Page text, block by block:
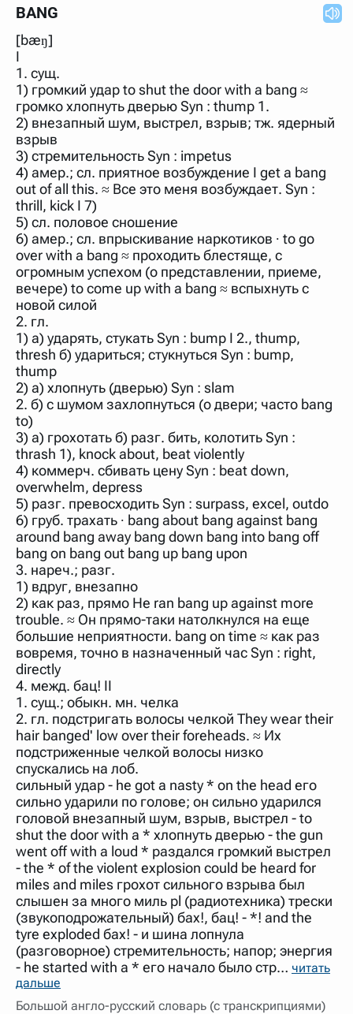
нужно будет нажать на кнопку "Найти".
указывать несколько слов в запросе. Например, если
Пушкине, но не о городе.
В сложных запросах тоже могут присутствовать
неизвестные буквы. Например, в кроссворде есть
слово "***м***ов", в задании "русский поэт 19 века".
Пишем в Reword первым словом "***м***ов", далее
через пробел "поэт". Получается "***м***ов поэт" (без
кавычек). Нажимаем "Найти" и получаем статью
"Лермонтов" и не только.
Порядок словарей можно изменять, перетаскивая
словарь вверх или вниз за прямоугольник слева от
названия словаря. Также можно выключать ненужные
словари.
BANG
[bæŋ]
I
1. сущ.
1) громкий удар to shut the door with a bang ≈
громко хлопнуть дверью Syn : thump 1.
2) внезапный шум, выстрел, взрыв; тж. ядерный
взрыв
3) стремительность Syn : impetus
4) амер.; сл. приятное возбуждение I get a bang
out of all this. ≈ Все это меня возбуждает. Syn :
thrill, kick I 7)
5) сл. половое сношение
6) амер.; сл. впрыскивание наркотиков ∙ to go
over with a bang ≈ проходить блестяще, с
огромным успехом (о представлении, приеме,
вечере) to come up with a bang ≈ вспыхнуть с
новой силой
2. гл.
1) а) ударять, стукать Syn : bump I 2., thump,
thresh б) удариться; стукнуться Syn : bump,
thump
2) а) хлопнуть (дверью) Syn : slam
2. б) с шумом захлопнуться (о двери; часто bang
to)
3) а) грохотать б) разг. бить, колотить Syn :
thrash 1), knock about, beat violently
4) коммерч. сбивать цену Syn : beat down,
overwhelm, depress
5) разг. превосходить Syn : surpass, excel, outdo
6) груб. трахать ∙ bang about bang against bang
around bang away bang down bang into bang off
bang on bang out bang up bang upon
3. нареч.; разг.
1) вдруг, внезапно
2) как раз, прямо He ran bang up against more
trouble. ≈ Он прямо-таки натолкнулся на еще
большие неприятности. bang on time ≈ как раз
вовремя, точно в назначенный час Syn : right,
directly
4. межд. бац! II
1. сущ.; обыкн. мн. челка
2. гл. подстригать волосы челкой They wear their
hair banged' low over their foreheads. ≈ Их
подстриженные челкой волосы низко
спускались на лоб.
сильный удар - he got a nasty * on the head его
сильно ударили по голове; он сильно ударился
головой внезапный шум, взрыв, выстрел - to
shut the door with a * хлопнуть дверью - the gun
went off with a loud * раздался громкий выстрел
- the * of the violent explosion could be heard for
miles and miles грохот сильного взрыва был
слышен за много миль pl (радиотехника) трески
(звукоподрожательный) бах!, бац! - *! and the
tyre exploded бах! - и шина лопнула
(разговорное) стремительность; напор; энергия
- he started with a * его начало было стр… читать
дальше
Большой англо-русский словарь (с транскрипциями)